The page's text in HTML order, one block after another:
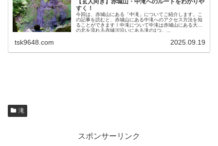
すく！
今回は、赤城山にある「中滝」についてご紹介します。こ
の記事を読むと、赤城山にある中滝へのアクセス方法を知
ることができます！中滝について中滝は赤城山にある大沼
の北を流れる赤城川沿いにある滝の1つ。...
tsk9648.com 2025.09.19
滝
スポンサーリンク